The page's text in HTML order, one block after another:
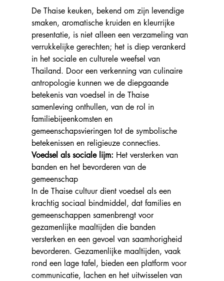
De Thaise keuken, bekend om zijn levendige
smaken, aromatische kruiden en kleurrijke
presentatie, is niet alleen een verzameling van
verrukkelijke gerechten; het is diep verankerd
in het sociale en culturele weefsel van
Thailand. Door een verkenning van culinaire
antropologie kunnen we de diepgaande
betekenis van voedsel in de Thaise
samenleving onthullen, van de rol in
familiebijeenkomsten en
gemeenschapsvieringen tot de symbolische
betekenissen en religieuze connecties.
Voedsel als sociale lijm: Het versterken van
banden en het bevorderen van de
gemeenschap
In de Thaise cultuur dient voedsel als een
krachtig sociaal bindmiddel, dat families en
gemeenschappen samenbrengt voor
gezamenlijke maaltijden die banden
versterken en een gevoel van saamhorigheid
bevorderen. Gezamenlijke maaltijden, vaak
rond een lage tafel, bieden een platform voor
communicatie, lachen en het uitwisselen van